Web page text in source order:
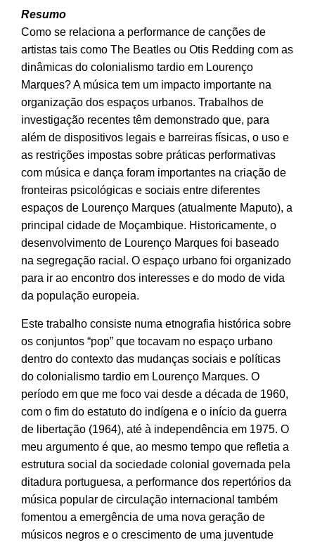
Resumo
Como se relaciona a performance de canções de
artistas tais como The Beatles ou Otis Redding com as
dinâmicas do colonialismo tardio em Lourenço
Marques? A música tem um impacto importante na
organização dos espaços urbanos. Trabalhos de
investigação recentes têm demonstrado que, para
além de dispositivos legais e barreiras físicas, o uso e
as restrições impostas sobre práticas performativas
com música e dança foram importantes na criação de
fronteiras psicológicas e sociais entre diferentes
espaços de Lourenço Marques (atualmente Maputo), a
principal cidade de Moçambique. Historicamente, o
desenvolvimento de Lourenço Marques foi baseado
na segregação racial. O espaço urbano foi organizado
para ir ao encontro dos interesses e do modo de vida
da população europeia.
Este trabalho consiste numa etnografia histórica sobre
os conjuntos “pop” que tocavam no espaço urbano
dentro do contexto das mudanças sociais e políticas
do colonialismo tardio em Lourenço Marques. O
período em que me foco vai desde a década de 1960,
com o fim do estatuto do indígena e o início da guerra
de libertação (1964), até à independência em 1975. O
meu argumento é que, ao mesmo tempo que refletia a
estrutura social da sociedade colonial governada pela
ditadura portuguesa, a performance dos repertórios da
música popular de circulação internacional também
fomentou a emergência de uma nova geração de
músicos negros e o crescimento de uma juventude